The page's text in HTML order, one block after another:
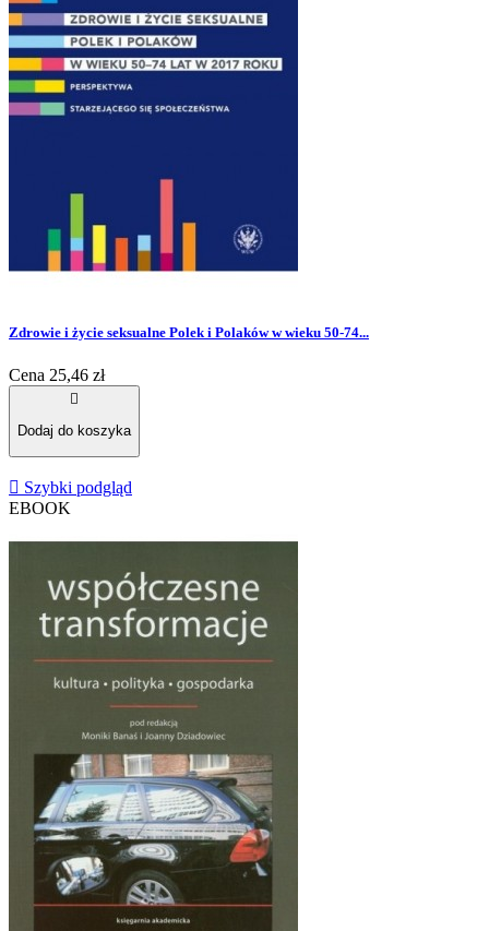
Zdrowie i życie seksualne Polek i Polaków w wieku 50-74...
Cena 25,46 zł

Dodaj do koszyka
 Szybki podgląd
EBOOK